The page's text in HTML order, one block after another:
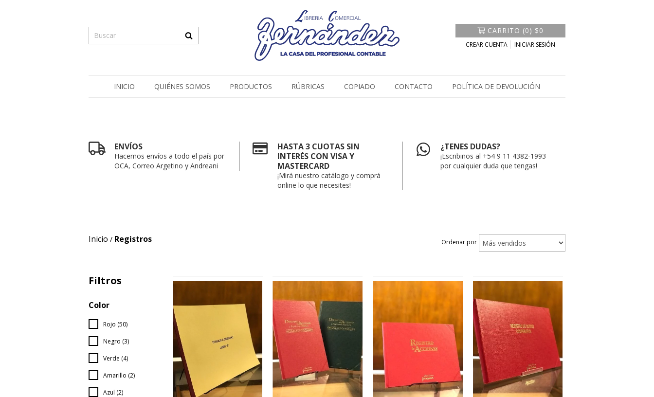
CARRITO (0) $0
CREAR CUENTA INICIAR SESIÓN
INICIO QUIÉNES SOMOS PRODUCTOS RÚBRICAS COPIADO CONTACTO POLÍTICA DE DEVOLUCIÓN
ENVÍOS
Hacemos envíos a todo el país por
OCA, Correo Argetino y Andreani
HASTA 3 CUOTAS SIN
INTERÉS CON VISA Y
MASTERCARD
¡Mirá nuestro catálogo y comprá
online lo que necesites!
¿TENES DUDAS?
¡Escribinos al +54 9 11 4382-1993
por cualquier duda que tengas!
Inicio / Registros Ordenar por
Filtros
Color
Rojo (50)
Negro (3)
Verde (4)
Amarillo (2)
Azul (2)